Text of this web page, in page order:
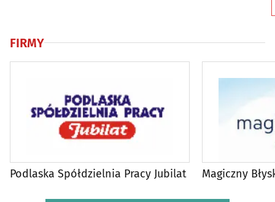
FIRMY
Podlaska Spółdzielnia Pracy Jubilat Magiczny